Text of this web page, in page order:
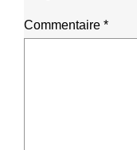
Commentaire*